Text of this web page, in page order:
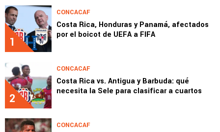
1
CONCACAF
Costa Rica, Honduras y Panamá, afectados
por el boicot de UEFA a FIFA
2
CONCACAF
Costa Rica vs. Antigua y Barbuda: qué
necesita la Sele para clasificar a cuartos
CONCACAF